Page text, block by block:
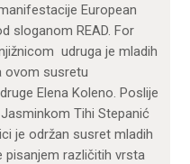
European
sloganom READ. For
udruga je mladih
ovom susretu
Elena Koleno. Poslije
Tihi Stepanić
je održan susret mladih
pisanjem različitih vrsta